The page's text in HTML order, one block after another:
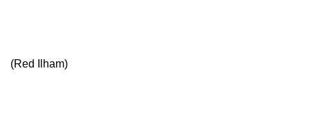
(Red Ilham)